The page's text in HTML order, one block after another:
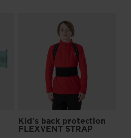
Kid's back protection
FLEXVENT STRAP